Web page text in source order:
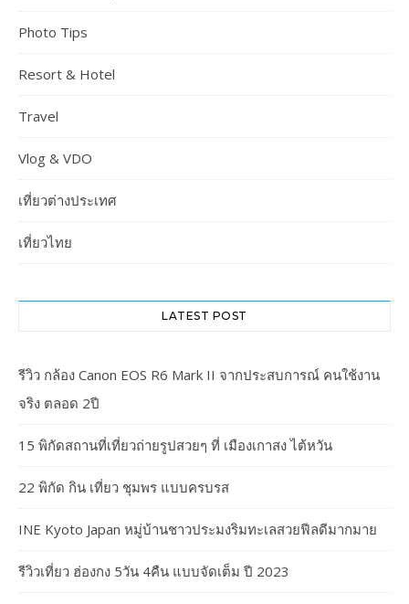
Photo Tips
Resort & Hotel
Travel
Vlog & VDO
เที่ยวต่างประเทศ
เที่ยวไทย
LATEST POST
รีวิว กล้อง Canon EOS R6 Mark II จากประสบการณ์ คนใช้งาน
จริง ตลอด 2ปี
15 พิกัดสถานที่เที่ยวถ่ายรูปสวยๆ ที่ เมืองเกาสง ไต้หวัน
22 พิกัด กิน เที่ยว ชุมพร แบบครบรส
INE Kyoto Japan หมู่บ้านชาวประมงริมทะเลสวยฟีลดีมากมาย
รีวิวเที่ยว ฮ่องกง 5วัน 4คืน แบบจัดเต็ม ปี 2023